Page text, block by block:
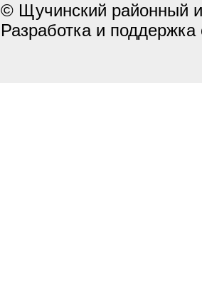
© Щучинский районный
Разработка и поддержка